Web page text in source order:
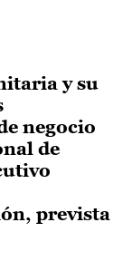
y su
negocio
de
prevista